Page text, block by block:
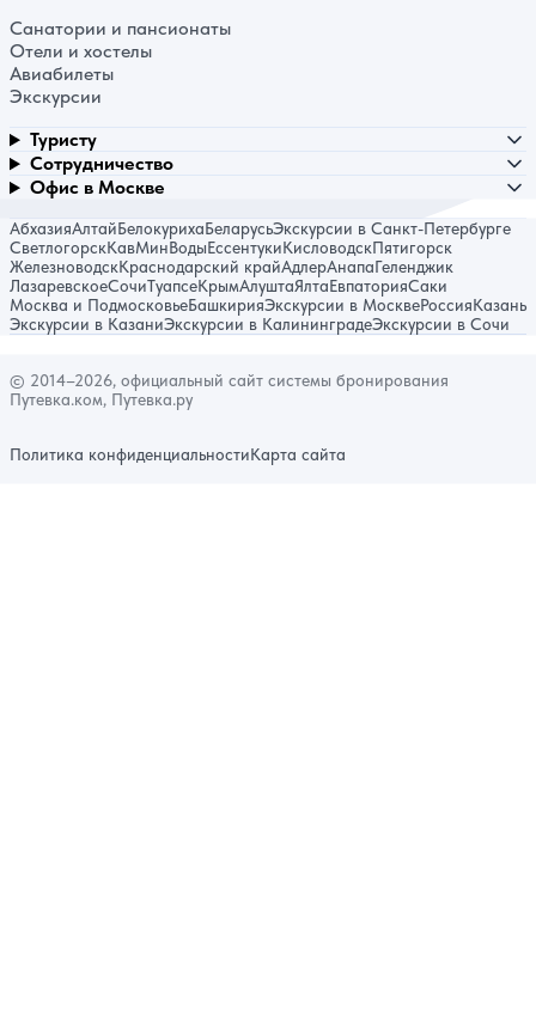
Санатории и пансионаты
Отели и хостелы
Авиабилеты
Экскурсии
Туристу
Сотрудничество
Офис в Москве
АбхазияАлтайБелокурихаБеларусьЭкскурсии в Санкт-Петербурге
СветлогорскКавМинВодыЕссентукиКисловодскПятигорск
ЖелезноводскКраснодарский крайАдлерАнапаГеленджик
ЛазаревскоеСочиТуапсеКрымАлуштаЯлтаЕвпаторияСаки
Москва и ПодмосковьеБашкирияЭкскурсии в МосквеРоссияКазань
Экскурсии в КазаниЭкскурсии в КалининградеЭкскурсии в Сочи
© 2014–2026, официальный сайт системы бронирования
Путевка.ком, Путевка.ру
Политика конфиденциальностиКарта сайта